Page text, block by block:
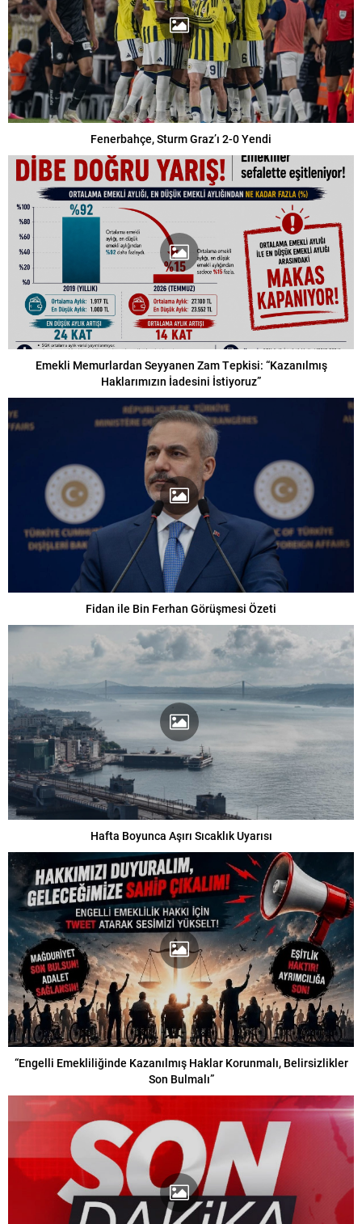
Fenerbahçe, Sturm Graz’ı 2-0 Yendi
Emekli Memurlardan Seyyanen Zam Tepkisi: “Kazanılmış
Haklarımızın İadesini İstiyoruz”
Fidan ile Bin Ferhan Görüşmesi Özeti
Hafta Boyunca Aşırı Sıcaklık Uyarısı
“Engelli Emekliliğinde Kazanılmış Haklar Korunmalı, Belirsizlikler
Son Bulmalı”